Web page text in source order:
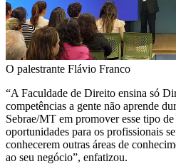
O palestrante Flávio Franco
“A Faculdade de Direito ensina só
competências a gente não aprende
Sebrae/MT em promover esse tipo
oportunidades para os profissionais
conhecerem outras áreas de
ao seu negócio”, enfatizou.